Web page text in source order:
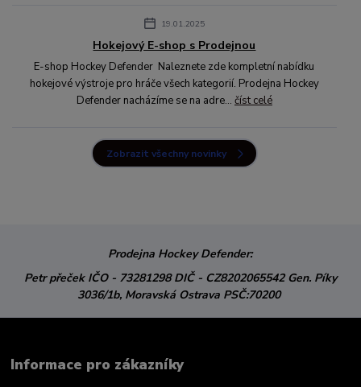
19.01.2025
Hokejový E-shop s Prodejnou
E-shop Hockey Defender Naleznete zde kompletní nabídku
hokejové výstroje pro hráče všech kategorií. Prodejna Hockey
Defender nacházíme se na adre... číst celé
Zobrazit všechny novinky
Prodejna Hockey Defender:
Petr přeček IČO - 73281298DIČ - CZ8202065542 Gen. Píky
3036/1b, Moravská Ostrava PSČ:70200
Informace pro zákazníky